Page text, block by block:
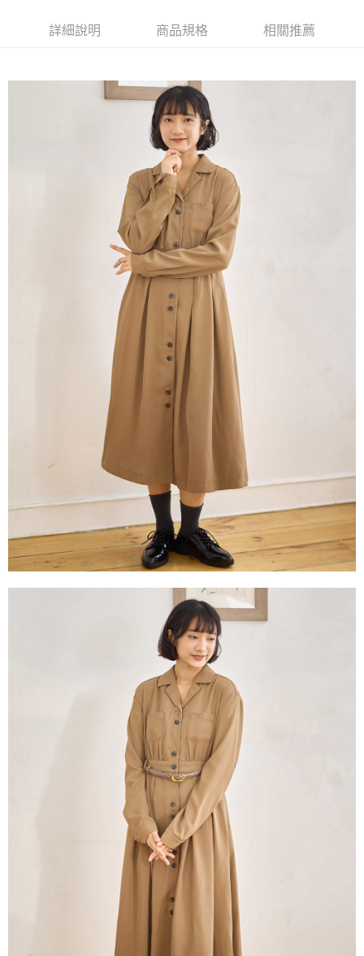
相關說明
１．簡單：不需註冊會員、不需綁卡、不需儲值。
２．便利：只要手機號碼，簡訊認證，即可結帳。
３．安心：先確認商品／服務後，再付款。
【「AFTEE先享後付」結帳流程】
１．於結帳方式選擇「AFTEE先享後付」後，將跳轉至「AFTEE先享後付」
結帳頁面，進行簡訊認證並確認金額後，即可完成結帳。
２．訂單成立數日內，您將收到繳費通知簡訊。
３．收到繳費通知簡訊後14天內，點擊此簡訊中的連結，可透過四大超商／
ATM／網路銀行／等多元方式進行付款，方視為交易完成。
※ 請注意：結帳手續完成當下不需立刻繳費，但若您需要取消訂單，請聯絡
購買商品的店家。未經商家同意取消之訂單仍視為有效，需透過AFTEE先享
※ 交易是否成功請以「AFTEE先享後付 」之結帳頁面顯示為準，若有關於
是否繳費成功／繳費後需取消欲退款等相關疑問，請聯繫「AFTEE先享後付
https://netprotections.freshdesk.com/support/home
１．透過由恩沛科技股份有限公司提供之「AFTEE先享後付」服務完成之交
易，需依本服務之必要範圍內提供個人資料，並將交易相關給付款項請求債
權轉讓予恩沛科技股份有限公司。
２．關於個人資料處理事宜，請瀏覽以下網址：
https://aftee.tw/terms/#terms3
３．未成年的使用者請事先徵得法定代理人或監護人之同意方可使用
「AFTEE先享後付」，若未經同意申辦者引起之損失，本公司不負相關責
４．使用「AFTEE先享後付」時，將依據個別帳號之用戶狀況，依本公司即
時審查核予不同之上限額度；若仍有額度不足之情形，本公司將視審查結果
請求用戶進行身份認證。
５．嚴禁一人註冊多個帳號或使用他人資訊註冊。若發現惡意使用之情形，
恩沛科技股份有限公司將有權停止該用戶之使用額度並採取法律行動。
每筆NT$80，滿NT$1,200(含以上)免運費
每筆NT$80，滿NT$1,200(含以上)免運費
每筆NT$80，滿NT$1,200(含以上)免運費
詳細說明 商品規格 相關推薦